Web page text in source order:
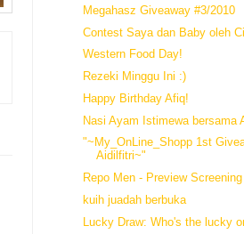
Megahasz Giveaway #3/2010
Contest Saya dan Baby oleh
Western Food Day!
Rezeki Minggu Ini :)
Happy Birthday Afiq!
Nasi Ayam Istimewa bersama
"~My_OnLine_Shopp 1st
Aidilfitri~"
Repo Men - Preview Screening
kuih juadah berbuka
Lucky Draw: Who's the lucky